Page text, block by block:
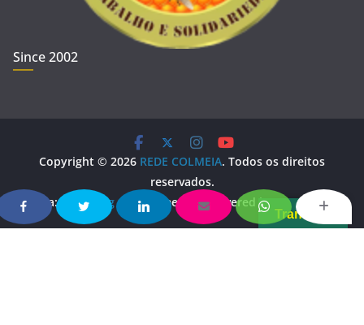
Since 2002
Copyright © 2026 REDE COLMEIA. Todos os direitos
reservados.
Tema:ColorMagpor ThemeGrill. Powered by WordPress
Translate